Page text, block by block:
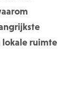
lokale ruimte